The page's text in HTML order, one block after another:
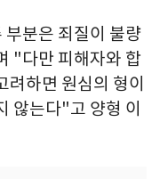
분은 죄질이 불량
"다만 피해자와 합
하면 원심의 형이
않는다"고 양형 이